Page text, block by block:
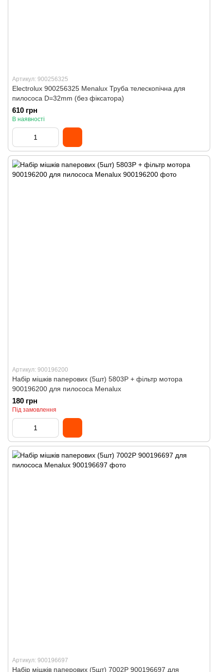
Артикул: 900256325
Electrolux 900256325 Menalux Труба телескопічна для
пилососа D=32mm (без фіксатора)
610 грн
В наявності
Артикул: 900196200
Набір мішків паперових (5шт) 5803P + фільтр мотора
900196200 для пилососа Menalux
180 грн
Під замовлення
Артикул: 900196697
Набір мішків паперових (5шт) 7002P 900196697 для